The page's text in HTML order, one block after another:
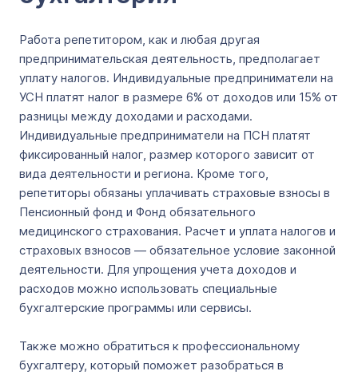
Работа репетитором, как и любая другая
предпринимательская деятельность, предполагает
уплату налогов. Индивидуальные предприниматели на
УСН платят налог в размере 6% от доходов или 15% от
разницы между доходами и расходами.
Индивидуальные предприниматели на ПСН платят
фиксированный налог, размер которого зависит от
вида деятельности и региона. Кроме того,
репетиторы обязаны уплачивать страховые взносы в
Пенсионный фонд и Фонд обязательного
медицинского страхования. Расчет и уплата налогов и
страховых взносов — обязательное условие законной
деятельности. Для упрощения учета доходов и
расходов можно использовать специальные
бухгалтерские программы или сервисы.
Также можно обратиться к профессиональному
бухгалтеру, который поможет разобраться в